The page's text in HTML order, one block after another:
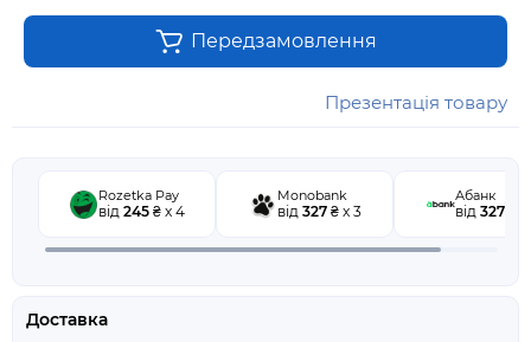
Передзамовлення
Презентація товару
Rozetka Pay
від 245₴ x 4
Monobank
від 327₴ x 3
Абанк
від 327₴ x
Доставка